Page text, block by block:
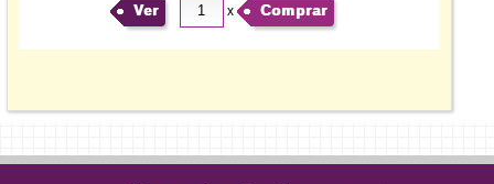
Ver x Comprar